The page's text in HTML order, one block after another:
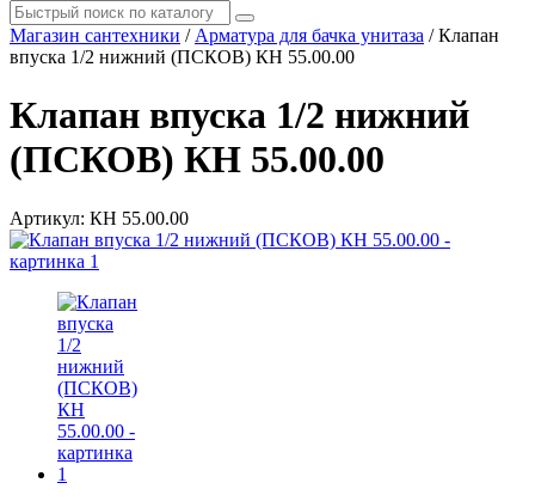
Магазин сантехники / Арматура для бачка унитаза / Клапан
впуска 1/2 нижний (ПСКОВ) КН 55.00.00
Клапан впуска 1/2 нижний
(ПСКОВ) КН 55.00.00
Артикул: КН 55.00.00